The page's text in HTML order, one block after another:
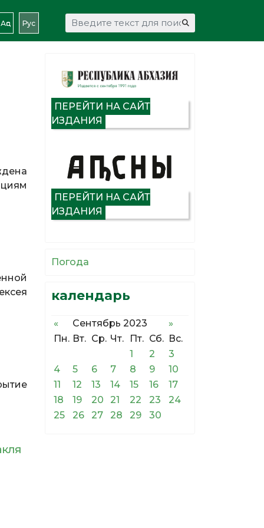
Аԥс Рус Искать...
ПЕРЕЙТИ НА САЙТ
ИЗДАНИЯ
ПЕРЕЙТИ НА САЙТ
ИЗДАНИЯ
Погода
календарь
« Сентябрь 2023
»
Пн. Вт. Ср. Чт. Пт. Сб. Вс.
1
2
3
4
5 6 7 8 9
10
11
12 13 14 15 16
17
18
19 20 21 22 23
24
25
26 27 28 29 30